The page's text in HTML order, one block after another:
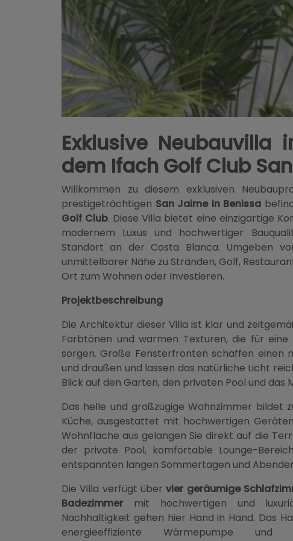
Exklusive Neubauvilla
dem Ifach Golf Club
Willkommen zu diesem exklusiven
prestigeträchtigen San Jaime in Benissa
Golf Club. Diese Villa bietet eine einzigartige
modernem Luxus und hochwertiger
Standort an der Costa Blanca. Umgeben
unmittelbarer Nähe zu Stränden, Golf,
Ort zum Wohnen oder Investieren.
Projektbeschreibung
Die Architektur dieser Villa ist klar und
Farbtönen und warmen Texturen, die für eine
sorgen. Große Fensterfronten schaffen einen
und draußen und lassen das natürliche Licht
Blick auf den Garten, den privaten Pool und das
Das helle und großzügige Wohnzimmer bildet
Küche, ausgestattet mit hochwertigen
Wohnfläche aus gelangen Sie direkt auf die
der private Pool, komfortable Lounge-
entspannten langen Sommertagen und
Die Villa verfügt übervier geräumige
Badezimmer mit hochwertigen und
Nachhaltigkeit gehen hier Hand in Hand. Das
energieeffiziente Wärmepumpe